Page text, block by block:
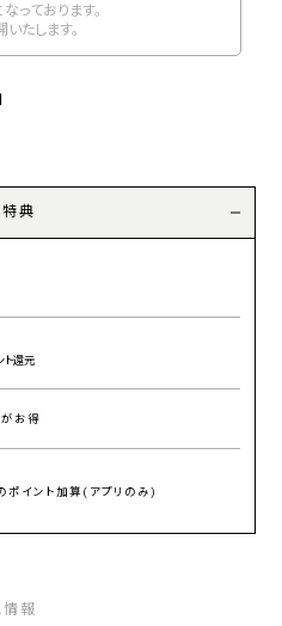
っております。
たします。
典
ト還元
お得
ポイント加算(アプリのみ)
情報